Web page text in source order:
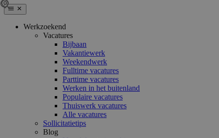
Werkzoekend
Vacatures
Bijbaan
Vakantiewerk
Weekendwerk
Fulltime vacatures
Parttime vacatures
Werken in het buitenland
Populaire vacatures
Thuiswerk vacatures
Alle vacatures
Sollicitatietips
Blog